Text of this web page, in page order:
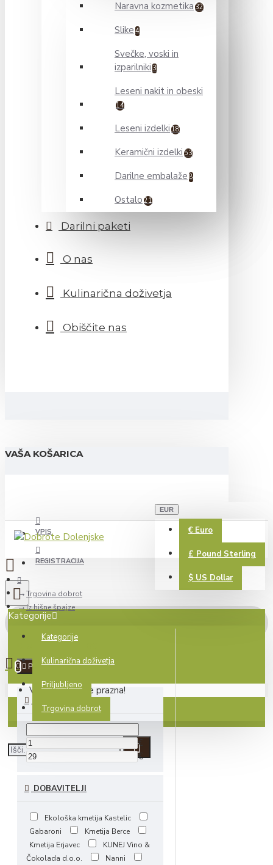
Naravna kozmetika 32
Slike 4
Svečke, voski in
izparilniki 3
Leseni nakit in obeski
14
Leseni izdelki 18
Keramični izdelki 53
Darilne embalaže 8
Ostalo 21
Darilni paketi
O nas
Kulinarična doživetja
Obiščite nas
VAŠA KOŠARICA
VPIS
REGISTRACIJA
EUR
€ Euro
£ Pound Sterling
$ US Dollar
Kategorije
Kategorije
Kulinarična doživetja
Priljubljeno
Trgovina dobrot
0
Vaša košarica je prazna!
Trgovina dobrot
Iz hišne špajze
Počisti
€
€
DOBAVITELJI
Ekološka kmetija Kastelic
Gabaroni
Kmetija Berce
Kmetija Erjavec
KUNEJ Vino &
Čokolada d.o.o.
Nanni